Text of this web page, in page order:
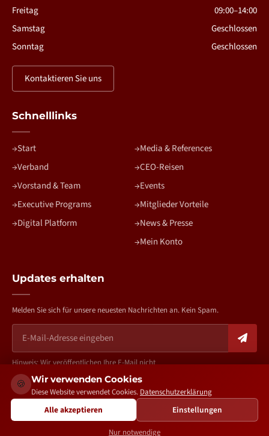
Freitag
09:00–14:00
Samstag
Geschlossen
Sonntag
Geschlossen
Kontaktieren Sie uns
Schnelllinks
Start
Verband
Vorstand & Team
Executive Programs
Digital Platform
Media & References
CEO-Reisen
Events
Mitglieder Vorteile
News & Presse
Mein Konto
Updates erhalten
Melden Sie sich für unsere neuesten Nachrichten an. Kein Spam.
Hinweis: Wir veröffentlichen Ihre E-Mail nicht
bv-aa.de – Copyright 2026. All rights reserved. | Created by
Growth Partners
🍪
Wir verwenden Cookies
Diese Website verwendet Cookies. Datenschutzerklärung
Alle akzeptieren Einstellungen
Nur notwendige